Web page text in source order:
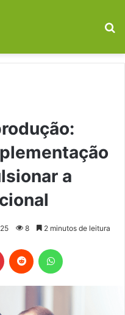
a
8 2 minutos de leitura
Pinterest Reddit